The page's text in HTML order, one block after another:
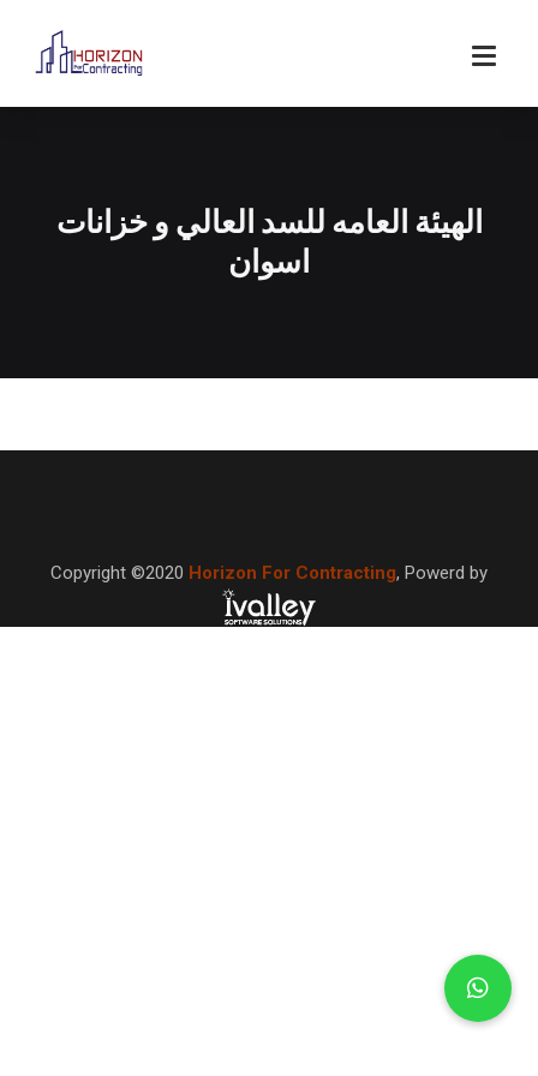
الهيئة العامه للسد العالي و خزانات
اسوان
Copyright ©2020 Horizon For Contracting, Powerd by